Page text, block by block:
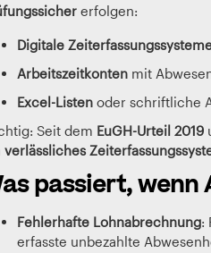
erfolgen:
Digitale
Arbeitszeitkontenmit
Excel-Listenoder schriftliche
Seit dem EuGH-Urteil 2019
verlässliches
passiert,
Fehlerhafte Lohnabrechnung:
erfasste unbezahlte